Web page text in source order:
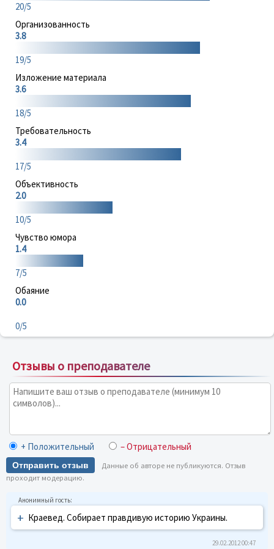
20/5
Организованность
3.8
19/5
Изложение материала
3.6
18/5
Требовательность
3.4
17/5
Объективность
2.0
10/5
Чувство юмора
1.4
7/5
Обаяние
0.0
0/5
Отзывы о преподавателе
+ Положительный – Отрицательный
Отправить отзыв
Данные об авторе не публикуются. Отзыв
проходит модерацию.
+ Краевед. Собирает правдивую историю Украины.
29.02.2012 00:47